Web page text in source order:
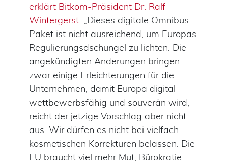
erklärt Bitkom-Präsident Dr. Ralf
Wintergerst: „Dieses digitale Omnibus-
Paket ist nicht ausreichend, um Europas
Regulierungsdschungel zu lichten. Die
angekündigten Änderungen bringen
zwar einige Erleichterungen für die
Unternehmen, damit Europa digital
wettbewerbsfähig und souverän wird,
reicht der jetzige Vorschlag aber nicht
aus. Wir dürfen es nicht bei vielfach
kosmetischen Korrekturen belassen. Die
EU braucht viel mehr Mut, Bürokratie